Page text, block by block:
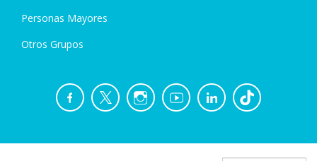
Personas Mayores
Otros Grupos